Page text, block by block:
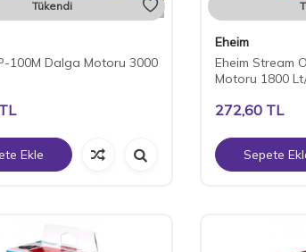
Tükendi
100M Dalga Motoru 3000
Ekle
Eheim
Eheim Stream
Motoru 1800
272,60TL
Sepete